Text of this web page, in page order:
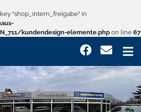
"shop_intern_freigabe" in
kundendesign-elemente.php on line 67